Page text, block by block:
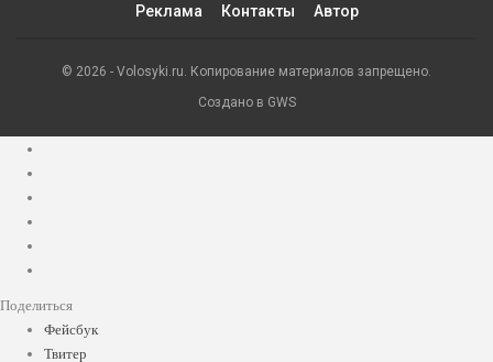
Реклама Контакты Автор
© 2026 - Volosyki.ru. Копирование материалов запрещено.
Создано в GWS
Поделиться
Фейсбук
Твитер